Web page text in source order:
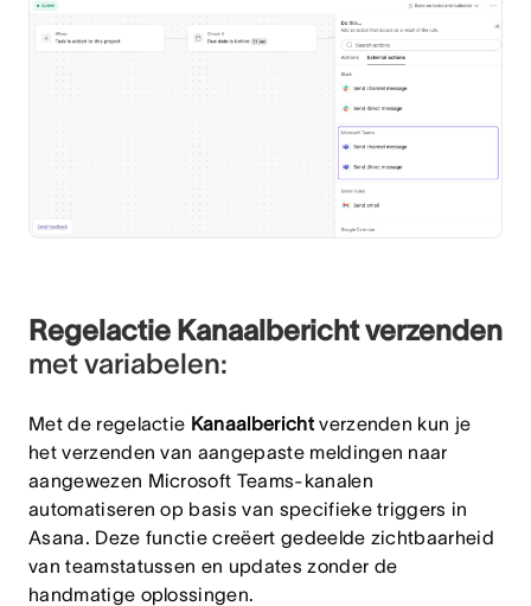
Regelactie Kanaalbericht verzenden
met variabelen:
Met de regelactie Kanaalberichtverzenden kun je
het verzenden van aangepaste meldingen naar
aangewezen Microsoft Teams-kanalen
automatiseren op basis van specifieke triggers in
Asana. Deze functie creëert gedeelde zichtbaarheid
van teamstatussen en updates zonder de
handmatige oplossingen.